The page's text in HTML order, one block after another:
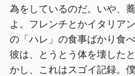
為をしているのだ。いや、
よ。フレンチとかイタリア
の「ハレ」の食事ばかり食
彼は、とうとう体を壊した
かし、これはスゴイ記録。